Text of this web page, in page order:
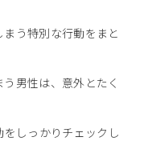
う特別な行動をまと
男性は、意外とたく
しっかりチェックし